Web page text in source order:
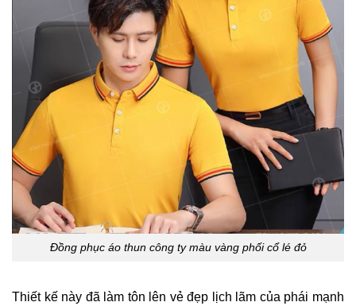
Đồng phục áo thun công ty màu vàng phối cổ lé đỏ
Thiết kế này đã làm tôn lên vẻ đẹp lịch lãm của phái mạnh